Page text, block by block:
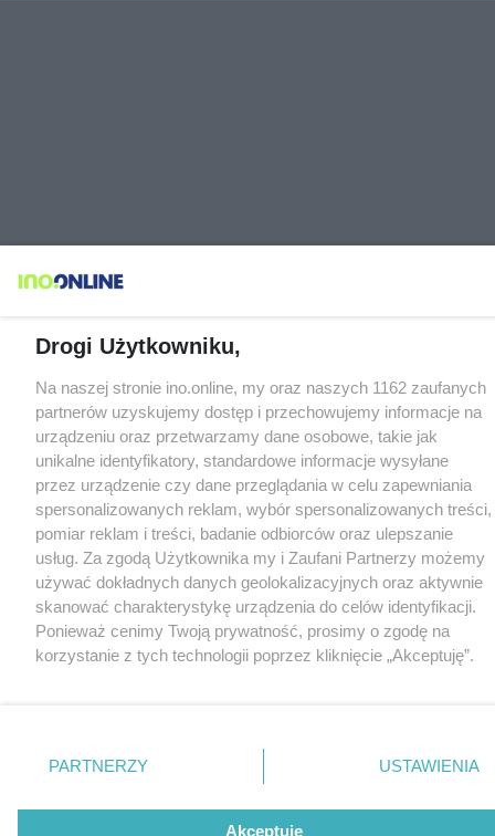
Drogi Użytkowniku,
Na naszej stronie ino.online, my oraz naszych 1162 zaufanych
partnerów uzyskujemy dostęp i przechowujemy informacje na
urządzeniu oraz przetwarzamy dane osobowe, takie jak
unikalne identyfikatory, standardowe informacje wysyłane
przez urządzenie czy dane przeglądania w celu zapewniania
spersonalizowanych reklam, wybór spersonalizowanych treści,
pomiar reklam i treści, badanie odbiorców oraz ulepszanie
usług. Za zgodą Użytkownika my i Zaufani Partnerzy możemy
używać dokładnych danych geolokalizacyjnych oraz aktywnie
skanować charakterystykę urządzenia do celów identyfikacji.
Ponieważ cenimy Twoją prywatność, prosimy o zgodę na
korzystanie z tych technologii poprzez kliknięcie „Akceptuję”.
nie wymagają zgody użytkownika, ale masz prawo sprzeciwić
się takiemu przetwarzaniu. Preferencje będą miały
PARTNERZY USTAWIENIA
Akceptuję